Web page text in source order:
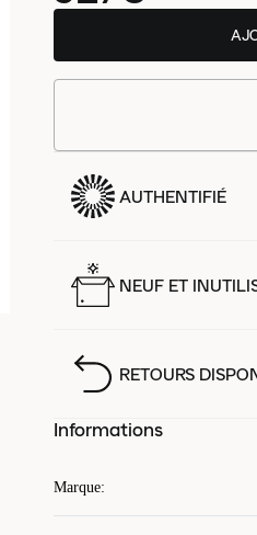
AUTHENTIFIÉ
NEUF ET
RETOURS
Informations
Marque: